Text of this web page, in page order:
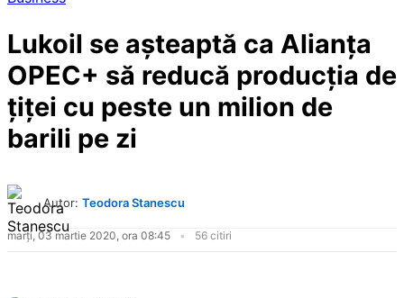
Lukoil se aşteaptă ca Alianţa
OPEC+ să reducă producţia de
ţiţei cu peste un milion de
barili pe zi
Autor: Teodora Stanescu
marți, 03 martie 2020, ora 08:45 56 citiri